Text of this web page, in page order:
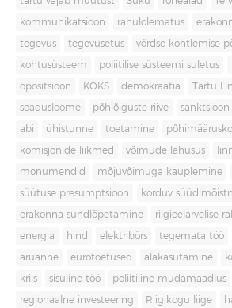
kommunikatsioon rahulolematus
tegevus tegevusetus võrdse kohtlemise
kohtusüsteem poliitilise süsteemi suletus
opositsioon KOKS demokraatia Tartu
seadusloome põhiõiguste riive sanktsioon
abi ühistunne toetamine
komisjonide liikmed võimude lahusus
monumendid mõjuvõimuga kauplemine
süütuse presumptsioon korduv
erakonna sundlõpetamine riigieelarvelise
energia hind elektribörs tegemata töö
aruanne eurotoetused alakasutamine
kriis sisuline töö poliitiline mudamaadlus
regionaalne investeering Riigikogu liige